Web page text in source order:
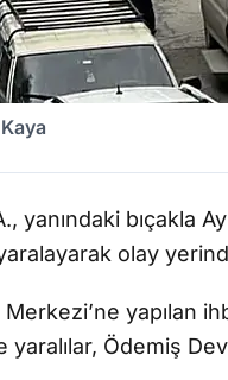
yanındaki bıçakla
olay
Merkezi’ne yapılan
Ödemiş